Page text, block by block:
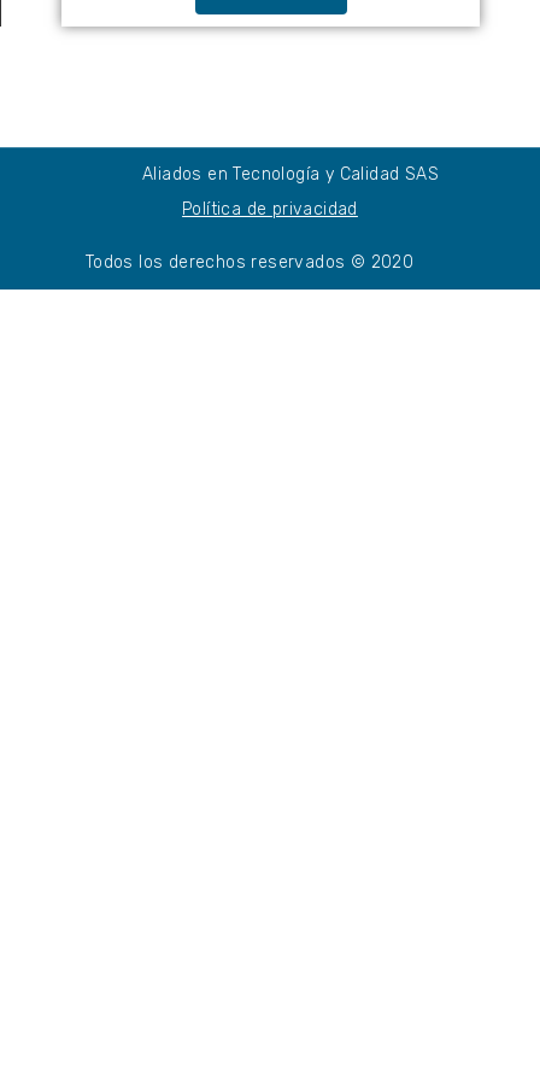
Aliados en Tecnología y Calidad SAS
Política de privacidad
Todos los derechos reservados © 2020